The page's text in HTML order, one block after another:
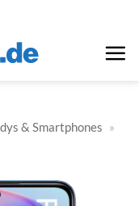
& Smartphones »